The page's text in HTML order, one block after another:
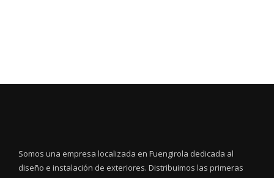
Somos una empresa localizada en Fuengirola dedicada al
diseño e instalación de exteriores. Distribuimos las primeras